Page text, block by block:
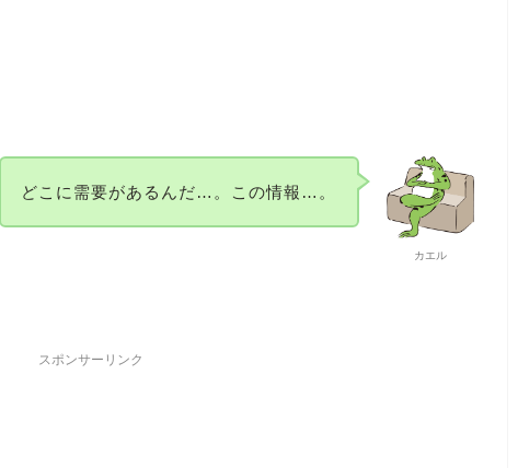
カエル
どこに需要があるんだ…。この情報…。
スポンサーリンク